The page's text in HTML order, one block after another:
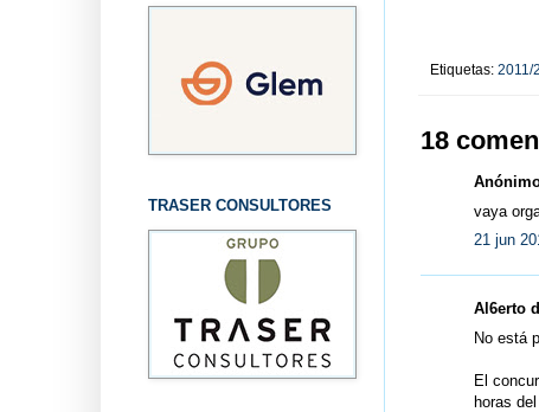
Etiquetas: 2011/
18
vaya
21 jun
Al6erto
No está
El
horas
TRASER CONSULTORES